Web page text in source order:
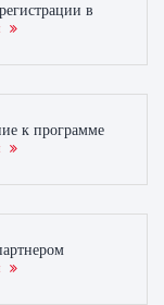
в
к программе